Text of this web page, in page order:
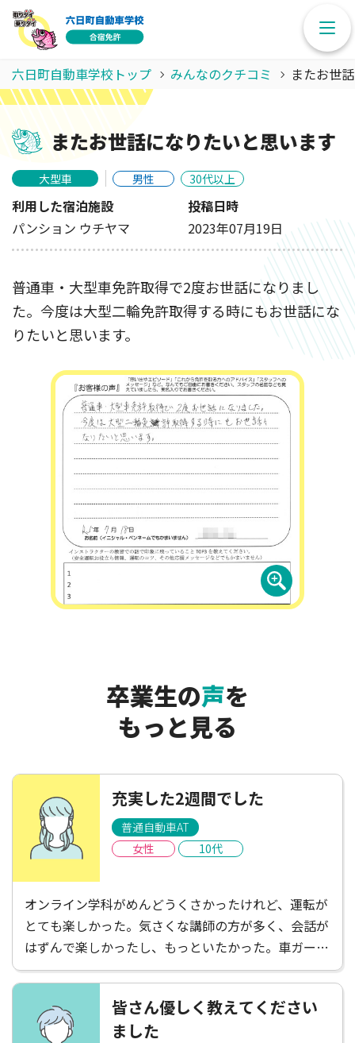
六日町自動車学校トップ みんなのクチコミ またお世
またお世話になりたいと思います
大型車 男性 30代以上
利用した宿泊施設
パンション ウチヤマ
投稿日時
2023年07月19日
普通車・大型車免許取得で2度お世話になりまし
た。今度は大型二輪免許取得する時にもお世話にな
りたいと思います。
卒業生の声を
もっと見る
充実した2週間でした
普通自動車AT
女性
10代
オンライン学科がめんどうくさかったけれど、運転が
とても楽しかった。気さくな講師の方が多く、会話が
はずんで楽しかったし、もっといたかった。車ガール
は遠くて不便だと感じたけれど、たくさんごはんやさ
んがあって楽しかったし、講師の方がお店を教えてく
ださったりして楽しかった！充実した2週間でした。
皆さん優しく教えてください
ました